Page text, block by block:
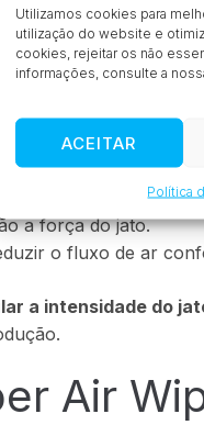
Utilizamos cookies para
utilização do website e
cookies, rejeitar os não
informações, consulte a
ACEITAR
Política
e
Air Wipepara
do ar comprimido.
a força do jato.
o fluxo de ar
a intensidade do
Air